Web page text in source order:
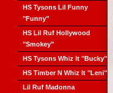
HS Tysons Lil Funny
"Funny"
HS Lil Ruf Hollywood
"Smokey"
HS Tysons Whiz It "Bucky"
HS Timber N Whiz It "Leni"
Lil Ruf Madonna